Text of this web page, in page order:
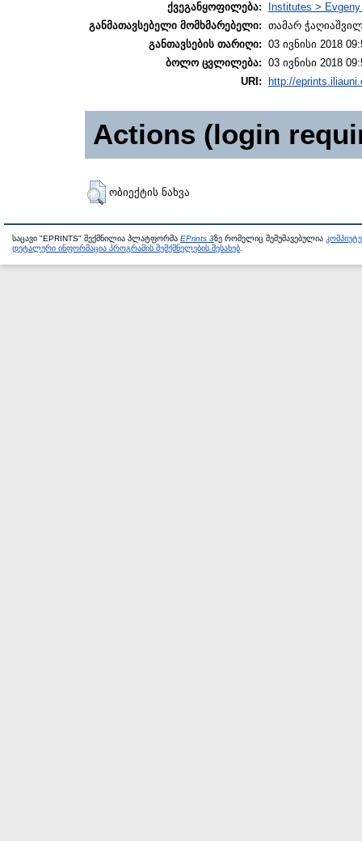
ქვეგანყოფილება:
Institutes >
განმათავსებელი მომხმარებელი: თამარ
განთავსების თარიღი: 03 ივნისი 2018
ბოლო ცვლილება: 03 ივნისი 2018
URI:
http://
Actions (login
ობიექტის ნახვა
საცავი "EPRINTS" შექმნილია პლატფორმა EPrints 3ზე რომელიც შემუშავებულია
დეტალური ინფორმაცია პროგრამის შემქმნელების შესახებ.